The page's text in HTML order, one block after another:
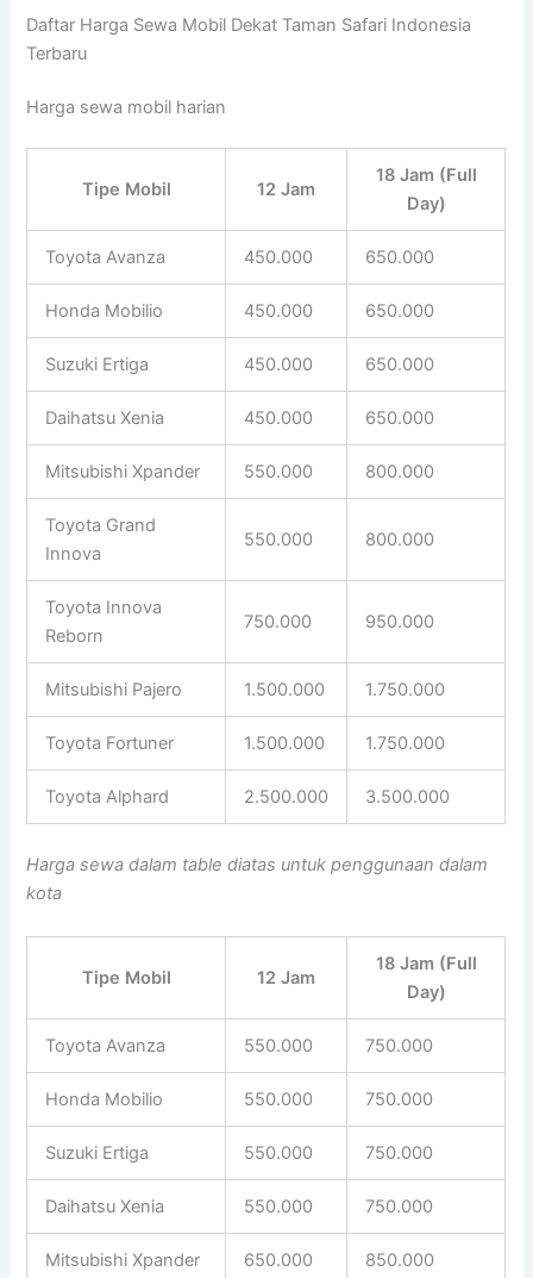
Daftar Harga Sewa Mobil Dekat Taman Safari Indonesia
Terbaru
Harga sewa mobil harian
Tipe Mobil 12 Jam
18 Jam (Full
Day)
Toyota Avanza 450.000 650.000
Honda Mobilio 450.000 650.000
Suzuki Ertiga 450.000 650.000
Daihatsu Xenia 450.000 650.000
Mitsubishi Xpander 550.000 800.000
Toyota Grand
Innova
550.000 800.000
Toyota Innova
Reborn
750.000 950.000
Mitsubishi Pajero 1.500.000 1.750.000
Toyota Fortuner 1.500.000 1.750.000
Toyota Alphard 2.500.000 3.500.000
Harga sewa dalam table diatas untuk penggunaan dalam
kota
Tipe Mobil 12 Jam
18 Jam (Full
Day)
Toyota Avanza 550.000 750.000
Honda Mobilio 550.000 750.000
Suzuki Ertiga 550.000 750.000
Daihatsu Xenia 550.000 750.000
Mitsubishi Xpander 650.000 850.000